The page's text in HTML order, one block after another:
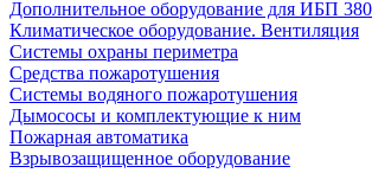
Дополнительное оборудование для ИБП
Климатическое оборудование. Вентиляция
Системы охраны периметра
Средства пожаротушения
Системы водяного пожаротушения
Дымососы и комплектующие к ним
Пожарная автоматика
Взрывозащищенное оборудование